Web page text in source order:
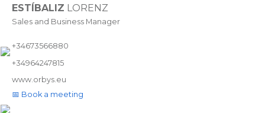
ESTÍBALIZ LORENZ
Sales and Business Manager
+34673566880
+34964247815
www.orbys.eu
📅 Book a meeting